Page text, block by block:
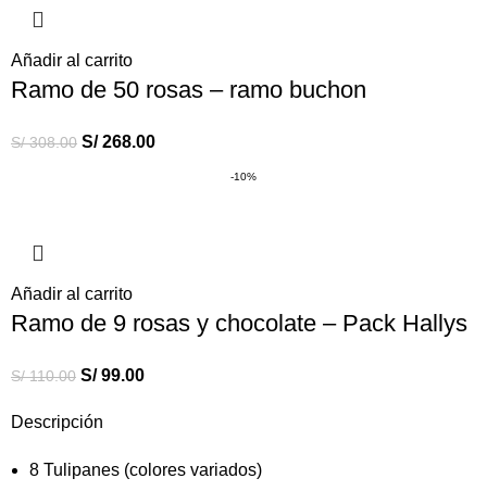
Añadir al carrito
Ramo de 50 rosas – ramo buchon
S/308.00 S/268.00
-10%
Añadir al carrito
Ramo de 9 rosas y chocolate – Pack Hallys
S/110.00 S/99.00
Descripción
8 Tulipanes (colores variados)